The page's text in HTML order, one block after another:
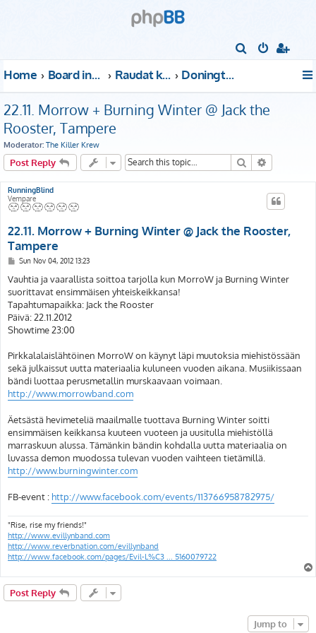
c
Home Board index Raudat kattoon! Donington Park
22.11. Morrow + Burning Winter @ Jack the
Rooster, Tampere
Moderator: The Killer Krew
Post Reply Search
RunningBlind
Vempare
22.11. Morrow + Burning Winter @ Jack the Rooster,
Tampere
P
s
t
Sun Nov 04, 2012 13:23
Vauhtia ja vaarallista soittoa tarjolla kun MorroW ja Burning Winter
suorittavat ensimmäisen yhteiskeikkansa!
Tapahtumapaikka: Jack the Rooster
Päivä: 22.11.2012
Showtime 23:00
Pirkkalalaislähtöinen MorroW on käynyt läpi muutoksia miehistössään
sekä julkaissut uutta materiaalia kuluneen vuoden aikana. Musiikissaan
bändi luottaa perusmetallin murskaavaan voimaan.
http://www.morrowband.com
Äetsästä hevimeteliä maailmalle tuottava Burning Winter soitti
ensimmäisen keikkansa kuuteen vuoteen ja uusitulla miehistöllä
marraskuun alussa. Tämänkin bändin kohdalla uutta materiaalia on
luvassa demon muodossa tulevan vuoden vaihteen tietämillä.
http://www.burningwinter.com
FB-event : http://www.facebook.com/events/113766958782975/
"Rise, rise my friends!"
http://www.evillynband.com
http://www.reverbnation.com/evillynband
http://www.facebook.com/pages/Evil-L%C3 ... 5160079722
Post Reply
Jump to